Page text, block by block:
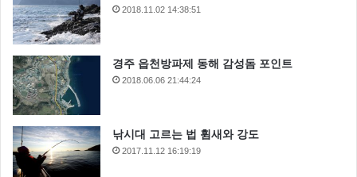
2018.11.02 14:38:51
경주 읍천방파제 동해 감성돔 포인트
2018.06.06 21:44:24
낚시대 고르는 법 휨새와 강도
2017.11.12 16:19:19